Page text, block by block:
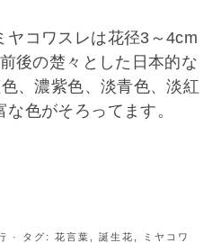
ヤコワスレは花径3～4cm
後の楚々とした日本的な
、濃紫色、淡青色、淡紅
な色がそろってます。
· タグ:花言葉 ,誕生花
ミヤコワ